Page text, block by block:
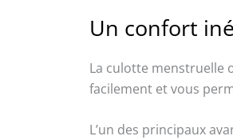
Un confort
La culotte menstruelle
facilement et vous
L’un des principaux